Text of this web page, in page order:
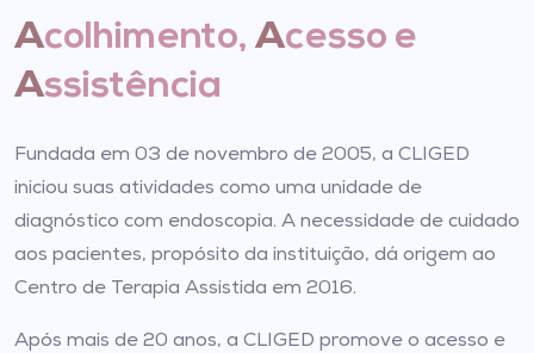
Acolhimento, Acesso e
Assistência
Fundada em 03 de novembro de 2005, a CLIGED
iniciou suas atividades como uma unidade de
diagnóstico com endoscopia. A necessidade de cuidado
aos pacientes, propósito da instituição, dá origem ao
Centro de Terapia Assistida em 2016.
Após mais de 20 anos, a CLIGED promove o acesso e